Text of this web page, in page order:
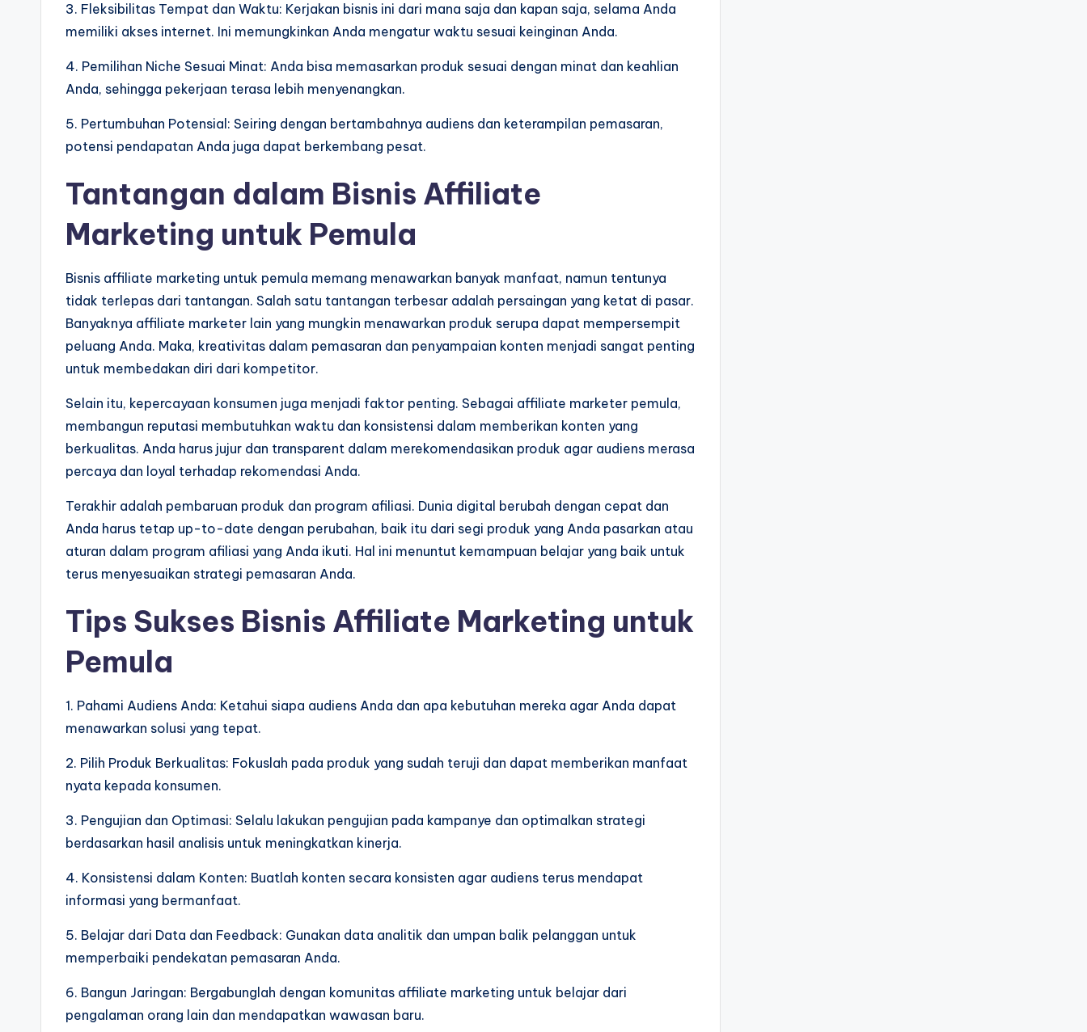
3. Fleksibilitas Tempat dan Waktu: Kerjakan bisnis ini dari mana saja dan kapan saja, selama Anda
memiliki akses internet. Ini memungkinkan Anda mengatur waktu sesuai keinginan Anda.
4. Pemilihan Niche Sesuai Minat: Anda bisa memasarkan produk sesuai dengan minat dan keahlian
Anda, sehingga pekerjaan terasa lebih menyenangkan.
5. Pertumbuhan Potensial: Seiring dengan bertambahnya audiens dan keterampilan pemasaran,
potensi pendapatan Anda juga dapat berkembang pesat.
Tantangan dalam Bisnis Affiliate
Marketing untuk Pemula
Bisnis affiliate marketing untuk pemula memang menawarkan banyak manfaat, namun tentunya
tidak terlepas dari tantangan. Salah satu tantangan terbesar adalah persaingan yang ketat di pasar.
Banyaknya affiliate marketer lain yang mungkin menawarkan produk serupa dapat mempersempit
peluang Anda. Maka, kreativitas dalam pemasaran dan penyampaian konten menjadi sangat penting
untuk membedakan diri dari kompetitor.
Selain itu, kepercayaan konsumen juga menjadi faktor penting. Sebagai affiliate marketer pemula,
membangun reputasi membutuhkan waktu dan konsistensi dalam memberikan konten yang
berkualitas. Anda harus jujur dan transparent dalam merekomendasikan produk agar audiens merasa
percaya dan loyal terhadap rekomendasi Anda.
Terakhir adalah pembaruan produk dan program afiliasi. Dunia digital berubah dengan cepat dan
Anda harus tetap up-to-date dengan perubahan, baik itu dari segi produk yang Anda pasarkan atau
aturan dalam program afiliasi yang Anda ikuti. Hal ini menuntut kemampuan belajar yang baik untuk
terus menyesuaikan strategi pemasaran Anda.
Tips Sukses Bisnis Affiliate Marketing untuk
Pemula
1. Pahami Audiens Anda: Ketahui siapa audiens Anda dan apa kebutuhan mereka agar Anda dapat
menawarkan solusi yang tepat.
2. Pilih Produk Berkualitas: Fokuslah pada produk yang sudah teruji dan dapat memberikan manfaat
nyata kepada konsumen.
3. Pengujian dan Optimasi: Selalu lakukan pengujian pada kampanye dan optimalkan strategi
berdasarkan hasil analisis untuk meningkatkan kinerja.
4. Konsistensi dalam Konten: Buatlah konten secara konsisten agar audiens terus mendapat
informasi yang bermanfaat.
5. Belajar dari Data dan Feedback: Gunakan data analitik dan umpan balik pelanggan untuk
memperbaiki pendekatan pemasaran Anda.
6. Bangun Jaringan: Bergabunglah dengan komunitas affiliate marketing untuk belajar dari
pengalaman orang lain dan mendapatkan wawasan baru.